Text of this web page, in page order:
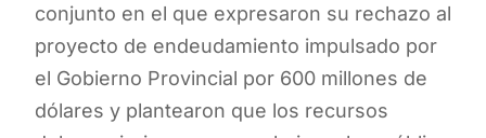
conjunto en el que expresaron su rechazo al
proyecto de endeudamiento impulsado por
el Gobierno Provincial por 600 millones de
dólares y plantearon que los recursos